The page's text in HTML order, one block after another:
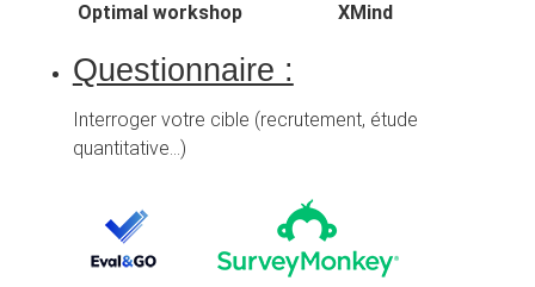
Optimal workshop XMind
Questionnaire :
Interroger votre cible (recrutement, étude
quantitative…)